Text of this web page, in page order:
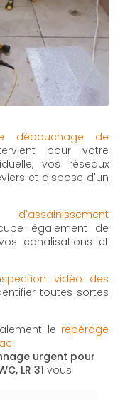
débouchage de
pour votre
vos réseaux
et dispose d'un
également de
canalisations et
vidéo des
toutes sortes
le repérage
.
urgent pour
LR 31 vous